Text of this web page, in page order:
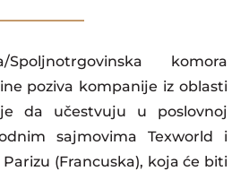
Spoljnotrgovinska komora
poziva kompanije iz oblasti
da učestvuju u poslovnoj
sajmovima Texworld i
(Francuska), koja će biti